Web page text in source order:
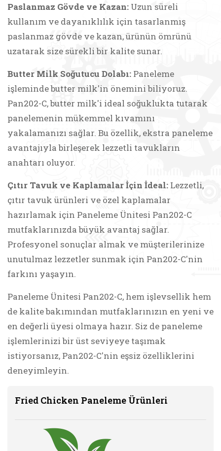
Paslanmaz Gövde ve Kazan: Uzun süreli
kullanım ve dayanıklılık için tasarlanmış
paslanmaz gövde ve kazan, ürünün ömrünü
uzatarak size sürekli bir kalite sunar.
Butter Milk Soğutucu Dolabı: Paneleme
işleminde butter milk'in önemini biliyoruz.
Pan202-C, butter milk'i ideal soğuklukta tutarak
panelemenin mükemmel kıvamını
yakalamanızı sağlar. Bu özellik, ekstra paneleme
avantajıyla birleşerek lezzetli tavukların
anahtarı oluyor.
Çıtır Tavuk ve Kaplamalar İçin İdeal: Lezzetli,
çıtır tavuk ürünleri ve özel kaplamalar
hazırlamak için Paneleme Ünitesi Pan202-C
mutfaklarınızda büyük avantaj sağlar.
Profesyonel sonuçlar almak ve müşterilerinize
unutulmaz lezzetler sunmak için Pan202-C'nin
farkını yaşayın.
Paneleme Ünitesi Pan202-C, hem işlevsellik hem
de kalite bakımından mutfaklarınızın en yeni ve
en değerli üyesi olmaya hazır. Siz de paneleme
işlemlerinizi bir üst seviyeye taşımak
istiyorsanız, Pan202-C'nin eşsiz özelliklerini
deneyimleyin.
Fried Chicken Paneleme Ürünleri